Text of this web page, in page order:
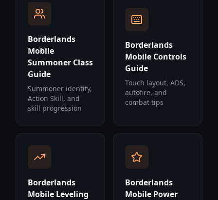
Borderlands
Mobile
Summoner Class
Guide
Summoner identity,
Action Skill, and
skill progression
Borderlands
Mobile Controls
Guide
Touch layout, ADS,
autofire, and
combat tips
Borderlands
Mobile Leveling
Borderlands
Mobile Power